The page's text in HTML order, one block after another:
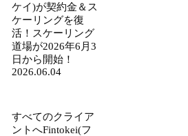
ケイ)が契約金＆ス
ケーリングを復
活！スケーリング
道場が2026年6月3
日から開始！
2026.06.04
すべてのクライア
ントへFintokei(フ